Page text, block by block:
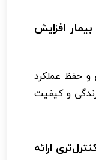
افزایش
و حفظ عملکرد
و کیفیت
ارائه